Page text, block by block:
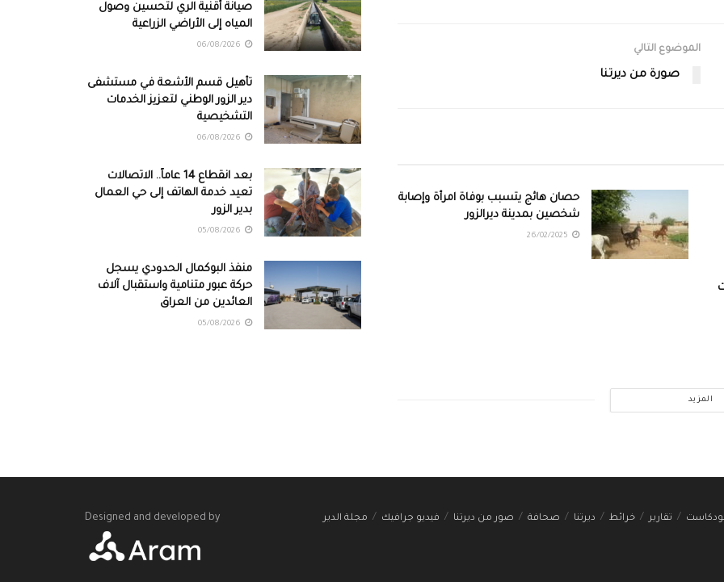
الموضوع التالي
صورة من ديرتنا
حصان هائج يتسبب بوفاة امرأة وإصابة
شخصين بمدينة ديرالزور
المزيد
صيانة أقنية الري لتحسين وصول
المياه إلى الأراضي الزراعية
تأهيل قسم الأشعة في مستشفى
دير الزور الوطني لتعزيز الخدمات
التشخيصية
بعد انقطاع 14 عاماً.. الاتصالات
تعيد خدمة الهاتف إلى حي العمال
بدير الزور
منفذ البوكمال الحدودي يسجل
حركة عبور متنامية واستقبال آلاف
العائدين من العراق
تقارير خرائط ديرتنا صحافة صور من ديرتنا فيديو جرافيك مجلة الدير Designed and developed by